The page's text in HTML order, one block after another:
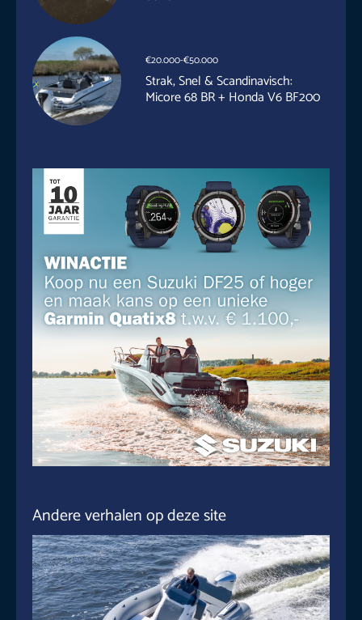
€20.000-€50.000
Strak, Snel & Scandinavisch:
Micore 68 BR + Honda V6 BF200
Andere verhalen op deze site